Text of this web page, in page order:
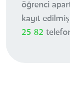
öğrenci
kayıt
25 82